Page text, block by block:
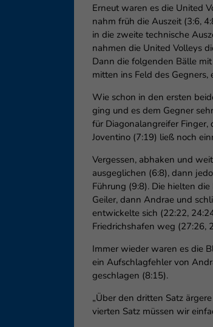
Erneut waren es die United
nahm früh die Auszeit (3:6,
in die zweite technische
nahmen die United Volleys
Dann die folgenden Bälle
mitten ins Feld des
Wie schon in den ersten
ging und es dem Gegner
für Diagonalangreifer
Joventino (7:19) ließ noch
Vergessen, abhaken und
ausgeglichen (6:8), dann
Führung (9:8). Die hielten
Geiler, dann Andrae und
entwickelte sich (22:22,
Friedrichshafen weg (27:26,
Immer wieder waren es die
ein Aufschlagfehler von
geschlagen (8:15).
„Über den dritten Satz
vierten Satz müssen wir